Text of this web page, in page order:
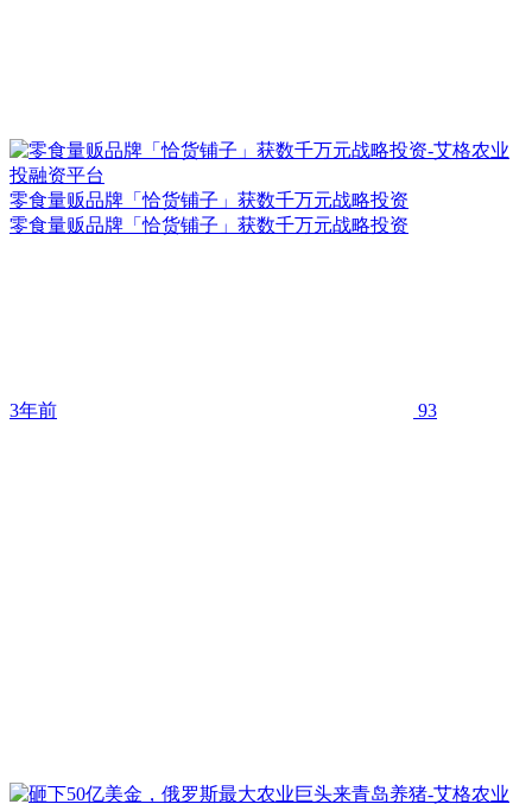
零食量贩品牌「恰货铺子」获数千万元战略投资
零食量贩品牌「恰货铺子」获数千万元战略投资
3年前 93